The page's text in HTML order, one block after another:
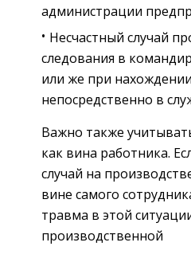
администрации
Несчастный случай
следования в
или же при
непосредственно в
Важно также
как вина работника.
случай на
вине самого
травма в этой
производственной